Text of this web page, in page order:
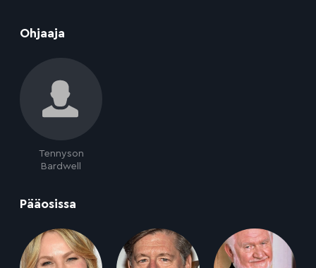
Ohjaaja
Tennyson
Bardwell
Pääosissa